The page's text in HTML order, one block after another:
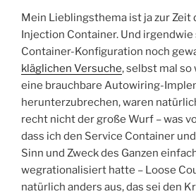
Mein Lieblingsthema ist ja zur Zeit
Injection Container. Und
Container-Konfiguration noch
kläglichen Versuche, selbst mal so
eine brauchbare Autowiring-
herunterzubrechen, waren
recht nicht der große Wurf – was
dass ich den Service Container
Sinn und Zweck des Ganzen
wegrationalisiert hatte – Loose
natürlich anders aus, das sei den